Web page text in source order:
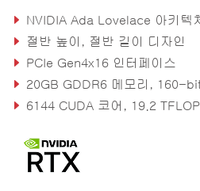
NVIDIA Ada Lovelace 아키텍
절반 높이, 절반 길이 디자인
PCIe Gen4x16 인터페이스
20GB GDDR6 메모리, 160-
6144 CUDA 코어, 19.2